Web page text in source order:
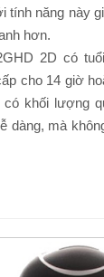
tính năng này
hơn.
2D có
cho 14 giờ
khối lượng
dàng, mà